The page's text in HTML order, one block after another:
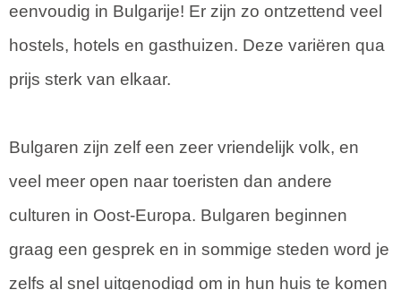
eenvoudig in Bulgarije! Er zijn zo ontzettend veel
hostels, hotels en gasthuizen. Deze variëren qua
prijs sterk van elkaar.
Bulgaren zijn zelf een zeer vriendelijk volk, en
veel meer open naar toeristen dan andere
culturen in Oost-Europa. Bulgaren beginnen
graag een gesprek en in sommige steden word je
zelfs al snel uitgenodigd om in hun huis te komen